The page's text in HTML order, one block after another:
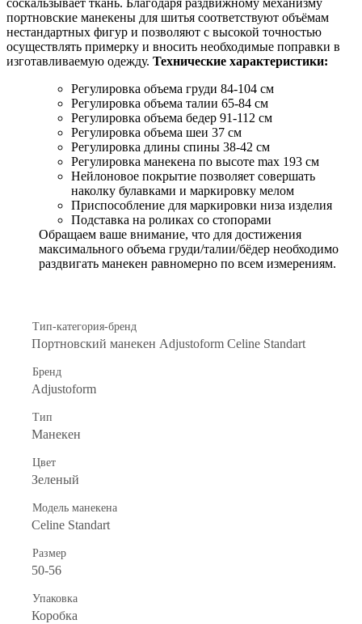
портновские манекены для шитья соответствуют объёмам
нестандартных фигур и позволяют с высокой точностью
осуществлять примерку и вносить необходимые поправки в
изготавливаемую одежду. Технические характеристики:
Регулировка объема груди 84-104 см
Регулировка объема талии 65-84 см
Регулировка объема бедер 91-112 см
Регулировка объема шеи 37 см
Регулировка длины спины 38-42 см
Регулировка манекена по высоте max 193 см
Нейлоновое покрытие позволяет совершать
наколку булавками и маркировку мелом
Приспособление для маркировки низа изделия
Подставка на роликах со стопорами
Обращаем ваше внимание, что для достижения
максимального объема груди/талии/бёдер необходимо
раздвигать манекен равномерно по всем измерениям.
Тип-категория-бренд
Портновский манекен Adjustoform Celine Standart
Бренд
Adjustoform
Тип
Манекен
Цвет
Зеленый
Модель манекена
Celine Standart
Размер
50-56
Упаковка
Коробка